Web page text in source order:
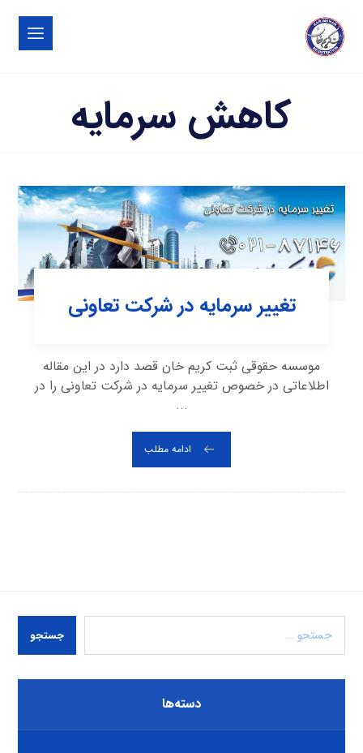
کاهش سرمایه
تغییر سرمایه در شرکت تعاونی
موسسه حقوقی ثبت کریم خان قصد دارد در این مقاله
اطلاعاتی در خصوص تغییر سرمایه در شرکت تعاونی را در
...
ادامه مطلب
جستجو
دسته‌ها